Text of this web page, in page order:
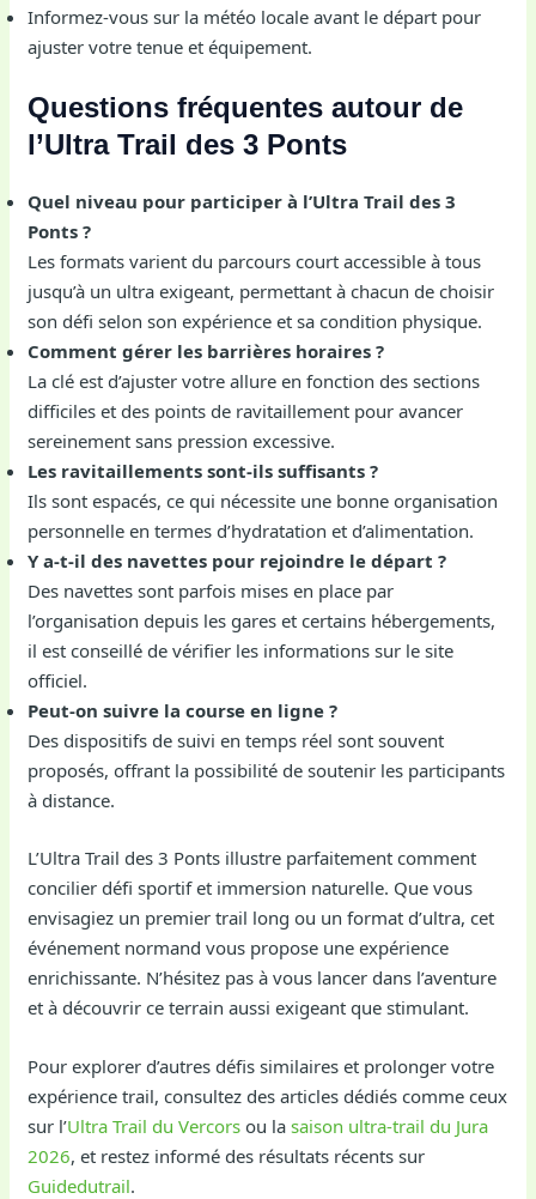
Informez-vous sur la météo locale avant le départ pour
ajuster votre tenue et équipement.
Questions fréquentes autour de
l’Ultra Trail des 3 Ponts
Quel niveau pour participer à l’Ultra Trail des 3
Ponts ?
Les formats varient du parcours court accessible à tous
jusqu’à un ultra exigeant, permettant à chacun de choisir
son défi selon son expérience et sa condition physique.
Comment gérer les barrières horaires ?
La clé est d’ajuster votre allure en fonction des sections
difficiles et des points de ravitaillement pour avancer
sereinement sans pression excessive.
Les ravitaillements sont-ils suffisants ?
Ils sont espacés, ce qui nécessite une bonne organisation
personnelle en termes d’hydratation et d’alimentation.
Y a-t-il des navettes pour rejoindre le départ ?
Des navettes sont parfois mises en place par
l’organisation depuis les gares et certains hébergements,
il est conseillé de vérifier les informations sur le site
officiel.
Peut-on suivre la course en ligne ?
Des dispositifs de suivi en temps réel sont souvent
proposés, offrant la possibilité de soutenir les participants
à distance.
L’Ultra Trail des 3 Ponts illustre parfaitement comment
concilier défi sportif et immersion naturelle. Que vous
envisagiez un premier trail long ou un format d’ultra, cet
événement normand vous propose une expérience
enrichissante. N’hésitez pas à vous lancer dans l’aventure
et à découvrir ce terrain aussi exigeant que stimulant.
Pour explorer d’autres défis similaires et prolonger votre
expérience trail, consultez des articles dédiés comme ceux
sur l’Ultra Trail du Vercors ou lasaison ultra-trail du Jura
2026, et restez informé des résultats récents sur
Guidedutrail.